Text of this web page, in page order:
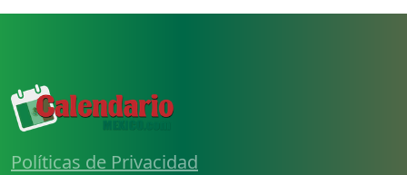
Políticas de Privacidad